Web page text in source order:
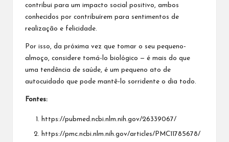
contribui para um impacto social positivo, ambos
conhecidos por contribuírem para sentimentos de
realização e felicidade.
Por isso, da próxima vez que tomar o seu pequeno-
almoço, considere tomá-lo biológico — é mais do que
uma tendência de saúde, é um pequeno ato de
autocuidado que pode mantê-lo sorridente o dia todo.
Fontes:
https://pubmed.ncbi.nlm.nih.gov/26339067/
https://pmc.ncbi.nlm.nih.gov/articles/PMC11785678/